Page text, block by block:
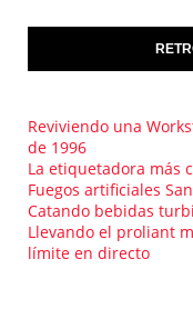
Reviviendo una
de 1996
La etiquetadora más
Fuegos artificiales
Catando bebidas
Llevando el proliant
límite en directo